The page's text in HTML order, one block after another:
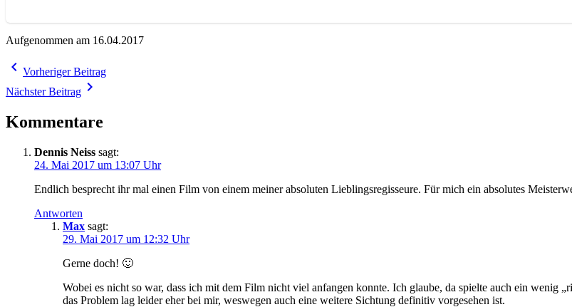
Aufgenommen am 16.04.2017
Beitragsnavigation
navigate_before Vorheriger Beitrag
Nächster Beitrag navigate_next
Kommentare
Dennis Neiss sagt:
24. Mai 2017 um 13:07 Uhr
Endlich besprecht ihr mal einen Film von einem meiner absoluten Lieblingsregisseure. Für mich ein absolutes
Antworten
Max sagt:
29. Mai 2017 um 12:32 Uhr
Gerne doch! 🙂
Wobei es nicht so war, dass ich mit dem Film nicht viel anfangen konnte. Ich glaube, da spielte auch ein wenig
das Problem lag leider eher bei mir, weswegen auch eine weitere Sichtung definitiv vorgesehen ist.